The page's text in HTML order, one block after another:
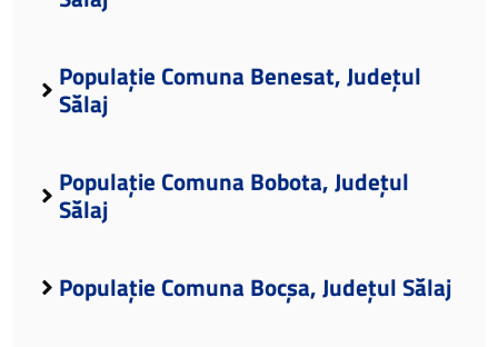
Populație Comuna Benesat, Județul
Sălaj
Populație Comuna Bobota, Județul
Sălaj
Populație Comuna Bocșa, Județul Sălaj